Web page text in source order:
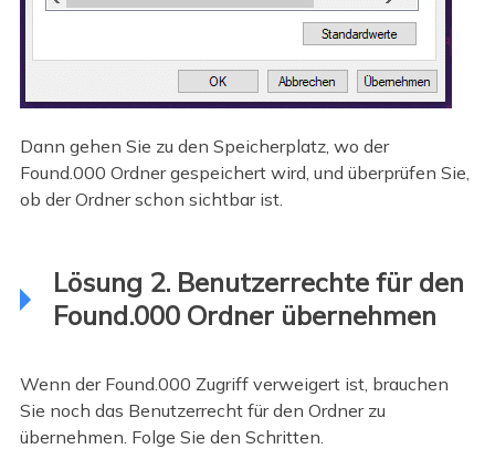
Dann gehen Sie zu den Speicherplatz, wo der
Found.000 Ordner gespeichert wird, und überprüfen Sie,
ob der Ordner schon sichtbar ist.
Lösung 2. Benutzerrechte für den
Found.000 Ordner übernehmen
Wenn der Found.000 Zugriff verweigert ist, brauchen
Sie noch das Benutzerrecht für den Ordner zu
übernehmen. Folge Sie den Schritten.